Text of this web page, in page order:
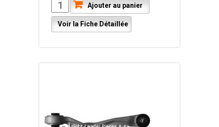
Ajouter au panier
Voir la Fiche Détaillée